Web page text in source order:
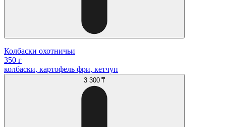
Колбаски охотничьи
350 г
колбаски, картофель фри, кетчуп
3 300 ₸